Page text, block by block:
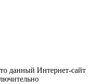
данный Интернет-сайт